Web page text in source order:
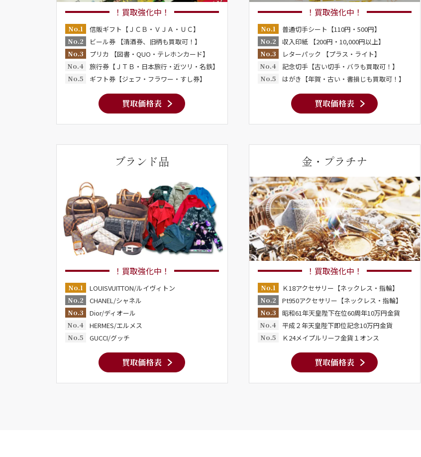
！買取強化中！
No.1
信販ギフト【ＪＣＢ・ＶＪＡ・ＵＣ】
No.2
ビール券 【清酒券、旧柄も買取可！】
No.3
プリカ 【図書・QUO・テレホンカード】
No.4
旅行券【ＪＴＢ・日本旅行・近ツリ・名鉄】
No.5
ギフト券【ジェフ・フラワー・すし券】
買取価格表
！買取強化中！
No.1
普通切手シート【110円・500円】
No.2
収入印紙 【200円・10,000円以上】
No.3
レターパック 【プラス・ライト】
No.4
記念切手【古い切手・バラも買取可！】
No.5
はがき【年賀・古い・書損じも買取可！】
買取価格表
ブランド品
！買取強化中！
No.1
LOUISVUITTON/ルイヴィトン
No.2
CHANEL/シャネル
No.3
Dior/ディオール
No.4
HERMES/エルメス
No.5
GUCCI/グッチ
買取価格表
金・プラチナ
！買取強化中！
No.1
Ｋ18アクセサリー【ネックレス・指輪】
No.2
Pt950アクセサリー【ネックレス・指輪】
No.3
昭和61年天皇陛下在位60周年10万円金貨
No.4
平成２年天皇陛下即位記念10万円金貨
No.5
Ｋ24メイプルリーフ金貨１オンス
買取価格表